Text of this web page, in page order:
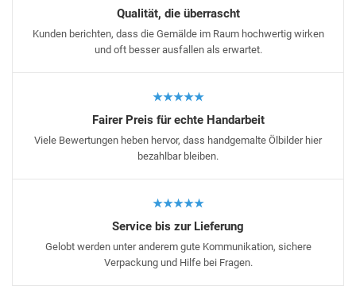
Qualität, die überrascht
Kunden berichten, dass die Gemälde im Raum hochwertig wirken
und oft besser ausfallen als erwartet.
★★★★★
Fairer Preis für echte Handarbeit
Viele Bewertungen heben hervor, dass handgemalte Ölbilder hier
bezahlbar bleiben.
★★★★★
Service bis zur Lieferung
Gelobt werden unter anderem gute Kommunikation, sichere
Verpackung und Hilfe bei Fragen.